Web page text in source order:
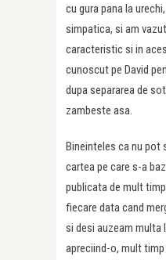
cu gura pana la
simpatica, si am
caracteristic si in
cunoscut pe David
dupa separarea de
zambeste asa.
Bineinteles ca nu pot
cartea pe care s-a
publicata de mult
fiecare data cand
si desi auzeam multa
apreciind-o, mult